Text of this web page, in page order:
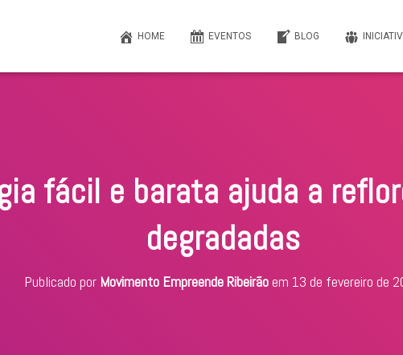
HOME EVENTOS BLOG
fácil e barata ajuda a
degradadas
Publicado por Movimento Empreende Ribeirãoem 13 de fevereiro de